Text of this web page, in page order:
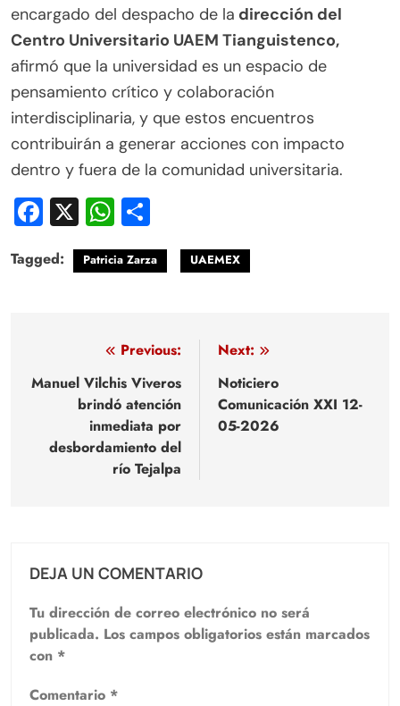
encargado del despacho de la dirección del
Centro Universitario UAEM Tianguistenco,
afirmó que la universidad es un espacio de
pensamiento crítico y colaboración
interdisciplinaria, y que estos encuentros
contribuirán a generar acciones con impacto
dentro y fuera de la comunidad universitaria.
Facebook
X WhatsApp
Tagged: Patricia Zarza UAEMEX
Navegación
de
entradas
Previous:
Manuel Vilchis Viveros
brindó atención
inmediata por
desbordamiento del
río Tejalpa
Next:
Noticiero
Comunicación XXI 12-
05-2026
DEJA UN COMENTARIO
Tu dirección de correo electrónico no será
publicada. Los campos obligatorios están marcados
con *
Comentario *